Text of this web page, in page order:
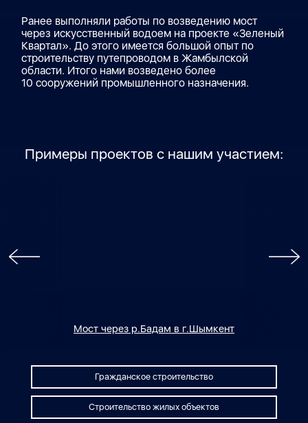
Ранее выполняли работы по возведению мост
через искусственный водоем на проекте «Зеленый
Квартал». До этого имеется большой опыт по
строительству путепроводом в Жамбылской
области. Итого нами возведено более
10 сооружений промышленного назначения.
Примеры проектов с нашим участием:
Мост через р.Бадам в г.Шымкент
Гражданское строительство
Строительство жилых объектов